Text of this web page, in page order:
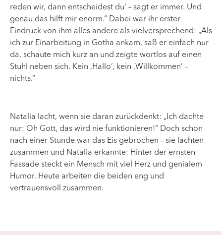
reden wir, dann entscheidest du' – sagt er immer. Und
genau das hilft mir enorm.“ Dabei war ihr erster
Eindruck von ihm alles andere als vielversprechend: „Als
ich zur Einarbeitung in Gotha ankam, saß er einfach nur
da, schaute mich kurz an und zeigte wortlos auf einen
Stuhl neben sich. Kein ‚Hallo‘, kein ‚Willkommen‘ –
nichts.“
Natalia lacht, wenn sie daran zurückdenkt: „Ich dachte
nur: Oh Gott, das wird nie funktionieren!“ Doch schon
nach einer Stunde war das Eis gebrochen – sie lachten
zusammen und Natalia erkannte: Hinter der ernsten
Fassade steckt ein Mensch mit viel Herz und genialem
Humor. Heute arbeiten die beiden eng und
vertrauensvoll zusammen.